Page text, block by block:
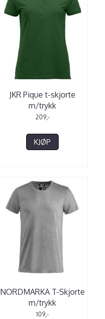
JKR Pique t-skjorte
m/trykk
209,-
KJØP
NORDMARKA T-Skjorte
m/trykk
109,-